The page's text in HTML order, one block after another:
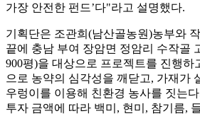
가장 안전한 펀드’다"라고 설명했다.
기획단은 조관희(남산골농원)농부와
끝에 충남 부여 장암면 정암리 수작골
900평)을 대상으로 프로젝트를 진행하
으로 농약의 심각성을 깨닫고, 가재가
우렁이를 이용해 친환경 농사를 짓는다
투자 금액에 따라 백미, 현미, 참기름,